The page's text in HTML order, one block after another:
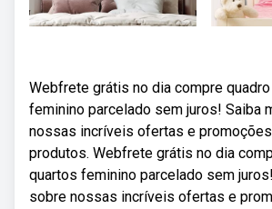
Webfrete grátis no dia compre
feminino parcelado sem juros! Saiba
nossas incríveis ofertas e
produtos. Webfrete grátis no dia
quartos feminino parcelado sem
sobre nossas incríveis ofertas e